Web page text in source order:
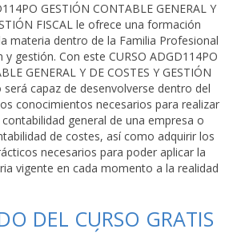
GESTIÓN CONTABLE GENERAL Y
FISCAL le ofrece una formación
materia dentro de la Familia Profesional
gestión. Con este CURSO ADGD114PO
GENERAL Y DE COSTES Y GESTIÓN
será capaz de desenvolverse dentro del
conocimientos necesarios para realizar
general de una empresa o
de costes, así como adquirir los
necesarios para poder aplicar la
vigente en cada momento a la realidad
DEL CURSO GRATIS